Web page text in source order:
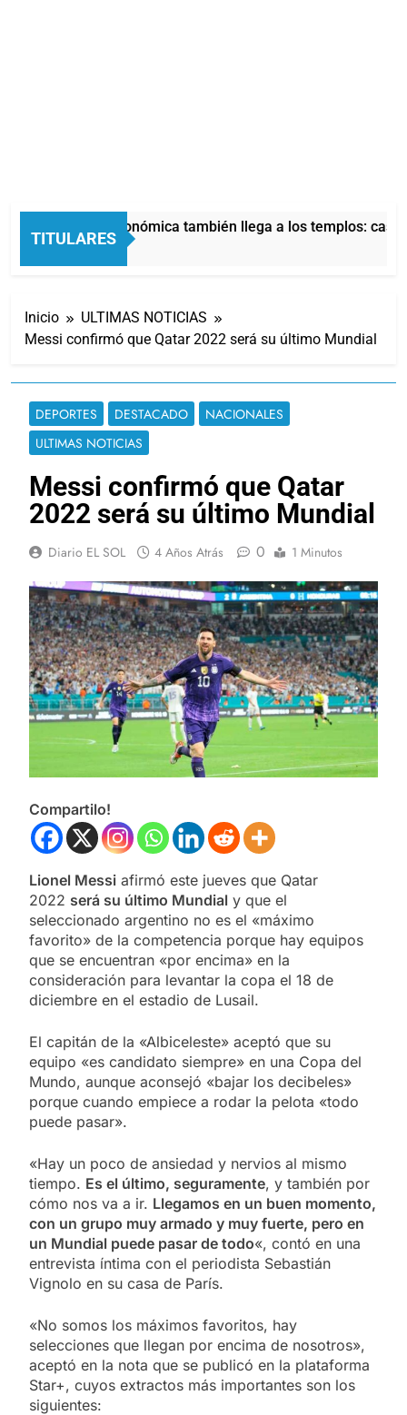
TITULARES
La crisis económica también llega a los templos: casi
3 Horas Atrás
Inicio
ULTIMAS NOTICIAS
Messi confirmó que Qatar 2022 será su último Mundial
DEPORTES DESTACADO
NACIONALES
ULTIMAS NOTICIAS
Messi confirmó que Qatar
2022 será su último Mundial
Diario EL SOL 4 Años Atrás 0 1 Minutos
Compartilo!
Lionel Messi afirmó este jueves que Qatar
2022 será su último Mundial y que el
seleccionado argentino no es el «máximo
favorito» de la competencia porque hay equipos
que se encuentran «por encima» en la
consideración para levantar la copa el 18 de
diciembre en el estadio de Lusail.
El capitán de la «Albiceleste» aceptó que su
equipo «es candidato siempre» en una Copa del
Mundo, aunque aconsejó «bajar los decibeles»
porque cuando empiece a rodar la pelota «todo
puede pasar».
«Hay un poco de ansiedad y nervios al mismo
tiempo. Es el último, seguramente, y también por
cómo nos va a ir. Llegamos en un buen momento,
con un grupo muy armado y muy fuerte, pero en
un Mundial puede pasar de todo«, contó en una
entrevista íntima con el periodista Sebastián
Vignolo en su casa de París.
«No somos los máximos favoritos, hay
selecciones que llegan por encima de nosotros»,
aceptó en la nota que se publicó en la plataforma
Star+, cuyos extractos más importantes son los
siguientes: